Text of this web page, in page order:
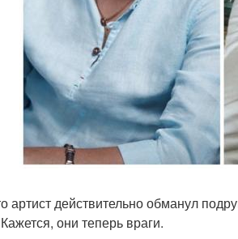
артист действительно обманул
они теперь враги.